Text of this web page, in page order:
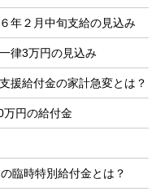
年２月中旬支給の見込み
律3万円の見込み
援給付金の家計急変とは？
円の給付金
臨時特別給付金とは？